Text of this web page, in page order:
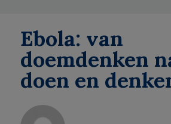
Ebola: van
doemdenken
doen en